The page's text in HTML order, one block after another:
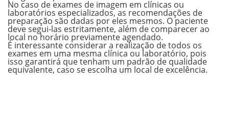
No caso de exames de imagem em clínicas ou
laboratórios especializados, as recomendações de
preparação são dadas por eles mesmos. O paciente
deve segui-las estritamente, além de comparecer ao
local no horário previamente agendado.
É interessante considerar a realização de todos os
exames em uma mesma clínica ou laboratório, pois
isso garantirá que tenham um padrão de qualidade
equivalente, caso se escolha um local de excelência.